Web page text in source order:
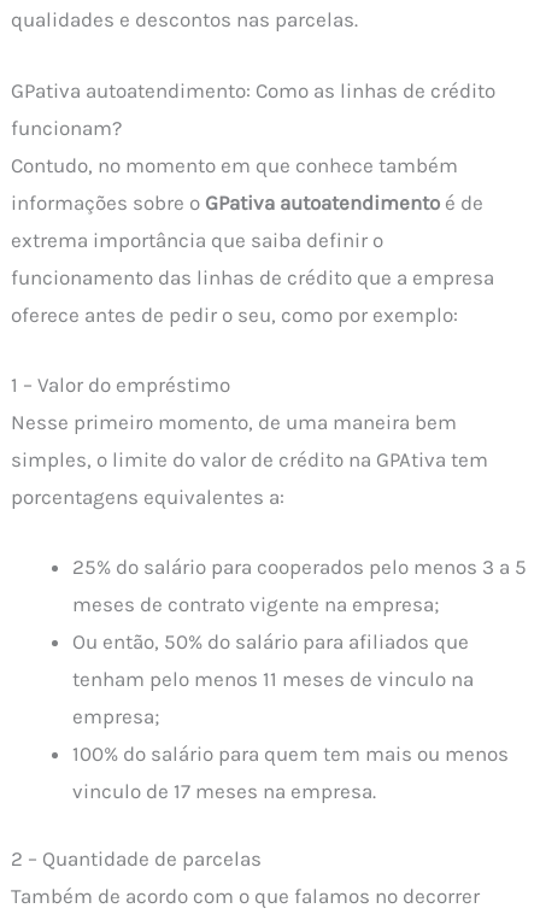
qualidades e descontos nas parcelas.
GPativa autoatendimento: Como as linhas de crédito
funcionam?
Contudo, no momento em que conhece também
informações sobre o GPativa autoatendimento é de
extrema importância que saiba definir o
funcionamento das linhas de crédito que a empresa
oferece antes de pedir o seu, como por exemplo:
1 – Valor do empréstimo
Nesse primeiro momento, de uma maneira bem
simples, o limite do valor de crédito na GPAtiva tem
porcentagens equivalentes a:
25% do salário para cooperados pelo menos 3 a 5
meses de contrato vigente na empresa;
Ou então, 50% do salário para afiliados que
tenham pelo menos 11 meses de vinculo na
empresa;
100% do salário para quem tem mais ou menos
vinculo de 17 meses na empresa.
2 – Quantidade de parcelas
Também de acordo com o que falamos no decorrer